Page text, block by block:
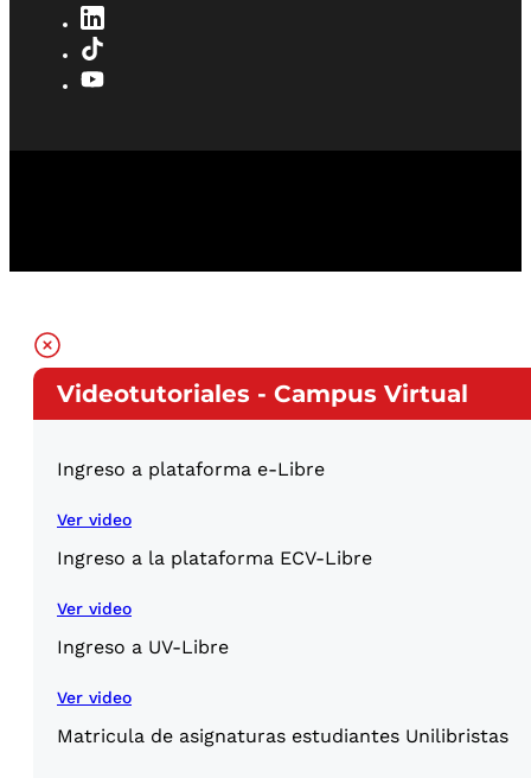
Videotutoriales - Campus Virtual
Ingreso a plataforma e-Libre
Ver video
Ingreso a la plataforma ECV-Libre
Ver video
Ingreso a UV-Libre
Ver video
Matricula de asignaturas estudiantes Unilibristas